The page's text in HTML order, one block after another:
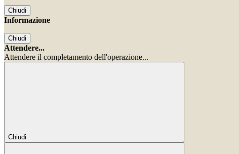
Chiudi
Informazione
Chiudi
Attendere...
Attendere il completamento dell'operazione...
Chiudi